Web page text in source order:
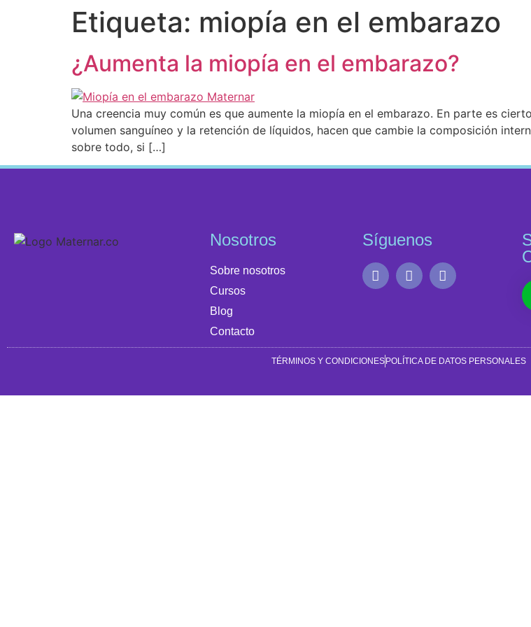
Etiqueta: miopía en el embarazo
¿Aumenta la miopía en el embarazo?
Una creencia muy común es que aumente la miopía en el embarazo. En parte es
volumen sanguíneo y la retención de líquidos, hacen que cambie la composición
sobre todo, si […]
Nosotros
Sobre nosotros
Cursos
Blog
Contacto
Síguenos
TÉRMINOS Y CONDICIONES POLÍTICA DE DATOS PERSONALES